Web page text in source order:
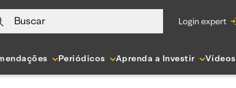
Buscar login expert
Periódicos Aprenda a Investir Vídeos